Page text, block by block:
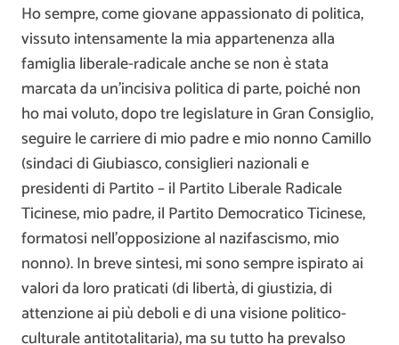
Ho sempre, come giovane appassionato di politica,
vissuto intensamente la mia appartenenza alla
famiglia liberale-radicale anche se non è stata
marcata da un’incisiva politica di parte, poiché non
ho mai voluto, dopo tre legislature in Gran Consiglio,
seguire le carriere di mio padre e mio nonno Camillo
(sindaci di Giubiasco, consiglieri nazionali e
presidenti di Partito – il Partito Liberale Radicale
Ticinese, mio padre, il Partito Democratico Ticinese,
formatosi nell’opposizione al nazifascismo, mio
nonno). In breve sintesi, mi sono sempre ispirato ai
valori da loro praticati (di libertà, di giustizia, di
attenzione ai più deboli e di una visione politico-
culturale antitotalitaria), ma su tutto ha prevalso